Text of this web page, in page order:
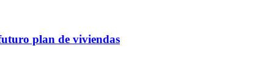
plan de viviendas